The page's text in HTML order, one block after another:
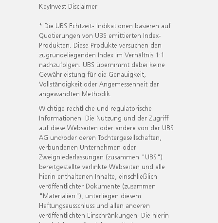
KeyInvest Disclaimer
* Die UBS Echtzeit- Indikationen basieren auf
Quotierungen von UBS emittierten Index-
Produkten. Diese Produkte versuchen den
zugrundeliegenden Index im Verhältnis 1:1
nachzufolgen. UBS übernimmt dabei keine
Gewährleistung für die Genauigkeit,
Vollständigkeit oder Angemessenheit der
angewandten Methodik.
Wichtige rechtliche und regulatorische
Informationen. Die Nutzung und der Zugriff
auf diese Webseiten oder andere von der UBS
AG und/oder deren Tochtergesellschaften,
verbundenen Unternehmen oder
Zweigniederlassungen (zusammen "UBS")
bereitgestellte verlinkte Webseiten und alle
hierin enthaltenen Inhalte, einschließlich
veröffentlichter Dokumente (zusammen
"Materialien"), unterliegen diesem
Haftungsausschluss und allen anderen
veröffentlichten Einschränkungen. Die hierin